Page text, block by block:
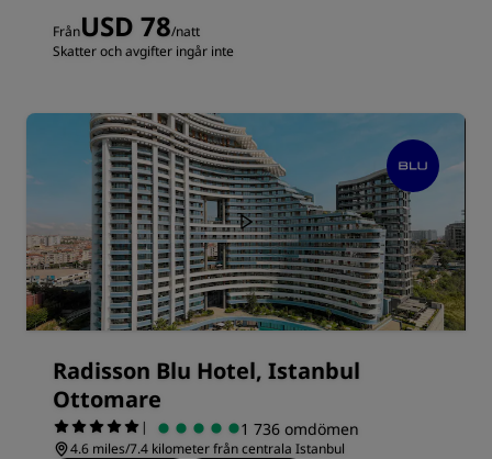
FrånUSD 78/natt
Skatter och avgifter ingår inte
Radisson Blu Hotel, Istanbul
Ottomare
| 1 736 omdömen
4.6 miles/7.4 kilometer från centrala Istanbul